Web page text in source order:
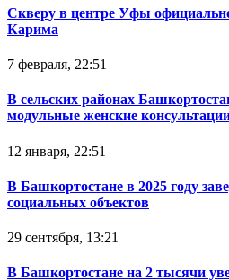
Скверу в центре Уфы
Карима
7 февраля, 22:51
В сельских районах
модульные женские
12 января, 22:51
В Башкортостане в 2025 году
социальных объектов
29 сентября, 13:21
В Башкортостане на 2 тысячи